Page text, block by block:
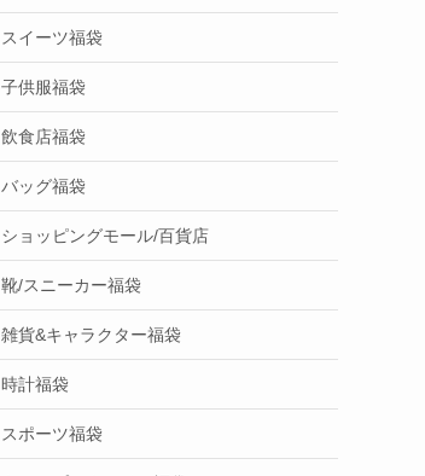
スイーツ福袋
子供服福袋
飲食店福袋
バッグ福袋
ショッピングモール/百貨店
靴/スニーカー福袋
雑貨&キャラクター福袋
時計福袋
スポーツ福袋